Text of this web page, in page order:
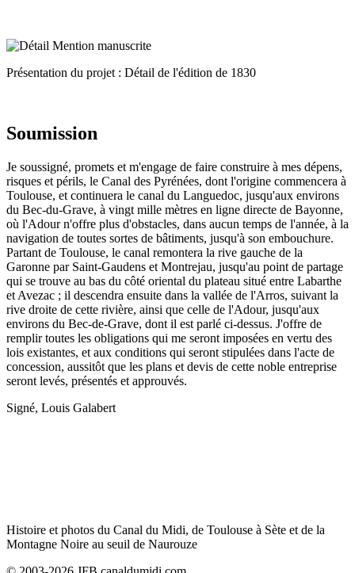
Présentation du projet : Détail de l'édition de 1830
Soumission
Je soussigné, promets et m'engage de faire construire à mes dépens,
risques et périls, le Canal des Pyrénées, dont l'origine commencera à
Toulouse, et continuera le canal du Languedoc, jusqu'aux environs
du Bec-du-Grave, à vingt mille mètres en ligne directe de Bayonne,
où l'Adour n'offre plus d'obstacles, dans aucun temps de l'année, à la
navigation de toutes sortes de bâtiments, jusqu'à son embouchure.
Partant de Toulouse, le canal remontera la rive gauche de la
Garonne par Saint-Gaudens et Montrejau, jusqu'au point de partage
qui se trouve au bas du côté oriental du plateau situé entre Labarthe
et Avezac ; il descendra ensuite dans la vallée de l'Arros, suivant la
rive droite de cette rivière, ainsi que celle de l'Adour, jusqu'aux
environs du Bec-de-Grave, dont il est parlé ci-dessus. J'offre de
remplir toutes les obligations qui me seront imposées en vertu des
lois existantes, et aux conditions qui seront stipulées dans l'acte de
concession, aussitôt que les plans et devis de cette noble entreprise
seront levés, présentés et approuvés.
Signé, Louis Galabert
Histoire et photos du Canal du Midi, de Toulouse à Sète et de la
Montagne Noire au seuil de Naurouze